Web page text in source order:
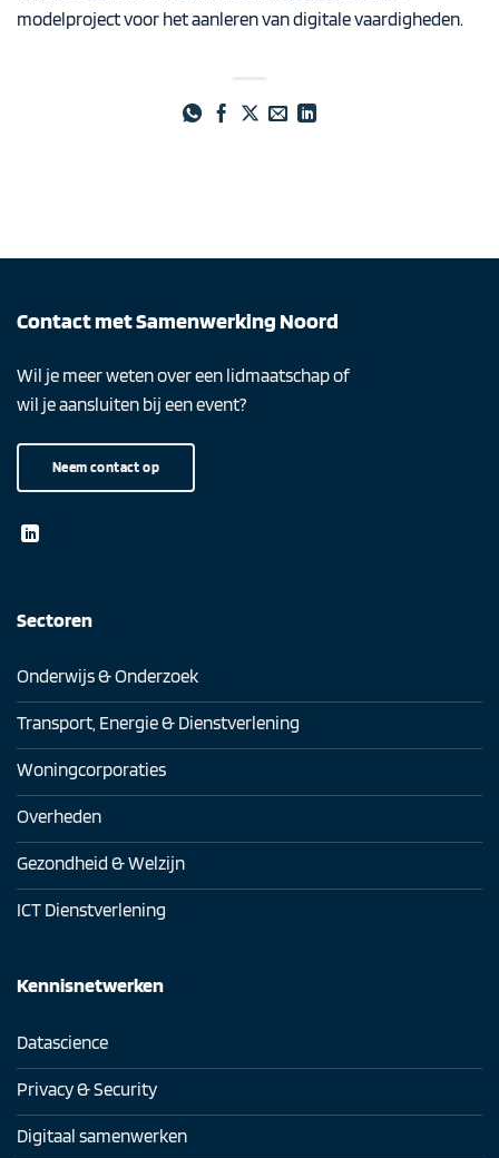
modelproject voor het aanleren van digitale vaardigheden.
Contact met Samenwerking Noord
Wil je meer weten over een lidmaatschap of
wil je aansluiten bij een event?
Neem contact op
Sectoren
Onderwijs & Onderzoek
Transport, Energie & Dienstverlening
Woningcorporaties
Overheden
Gezondheid & Welzijn
ICT Dienstverlening
Kennisnetwerken
Datascience
Privacy & Security
Digitaal samenwerken